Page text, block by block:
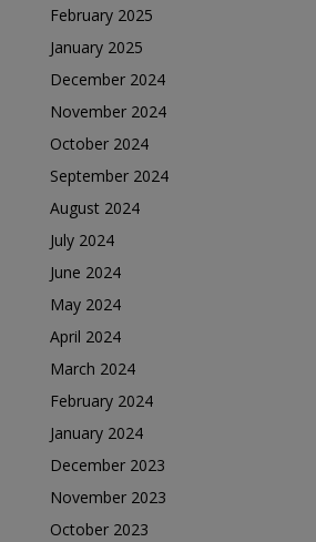
February 2025
January 2025
December 2024
November 2024
October 2024
September 2024
August 2024
July 2024
June 2024
May 2024
April 2024
March 2024
February 2024
January 2024
December 2023
November 2023
October 2023